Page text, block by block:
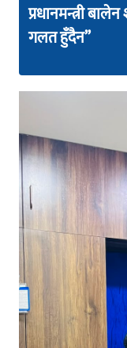
प्रधानमन्त्री
गलत हुँदैन”